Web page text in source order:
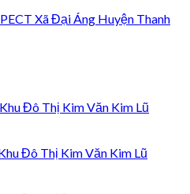
Xã Đại Áng Huyện Thanh
Đô Thị Kim Văn Kim Lũ
Đô Thị Kim Văn Kim Lũ